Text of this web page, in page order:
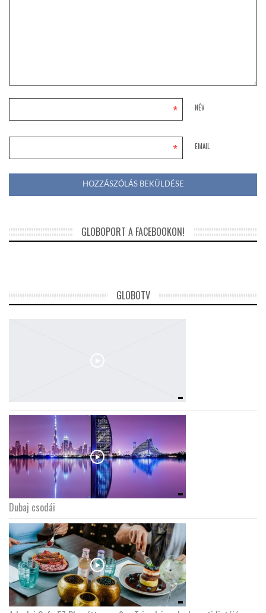
NÉV
*
EMAIL
*
GLOBOPORT A FACEBOOKON!
GLOBOTV
Dubaj csodái